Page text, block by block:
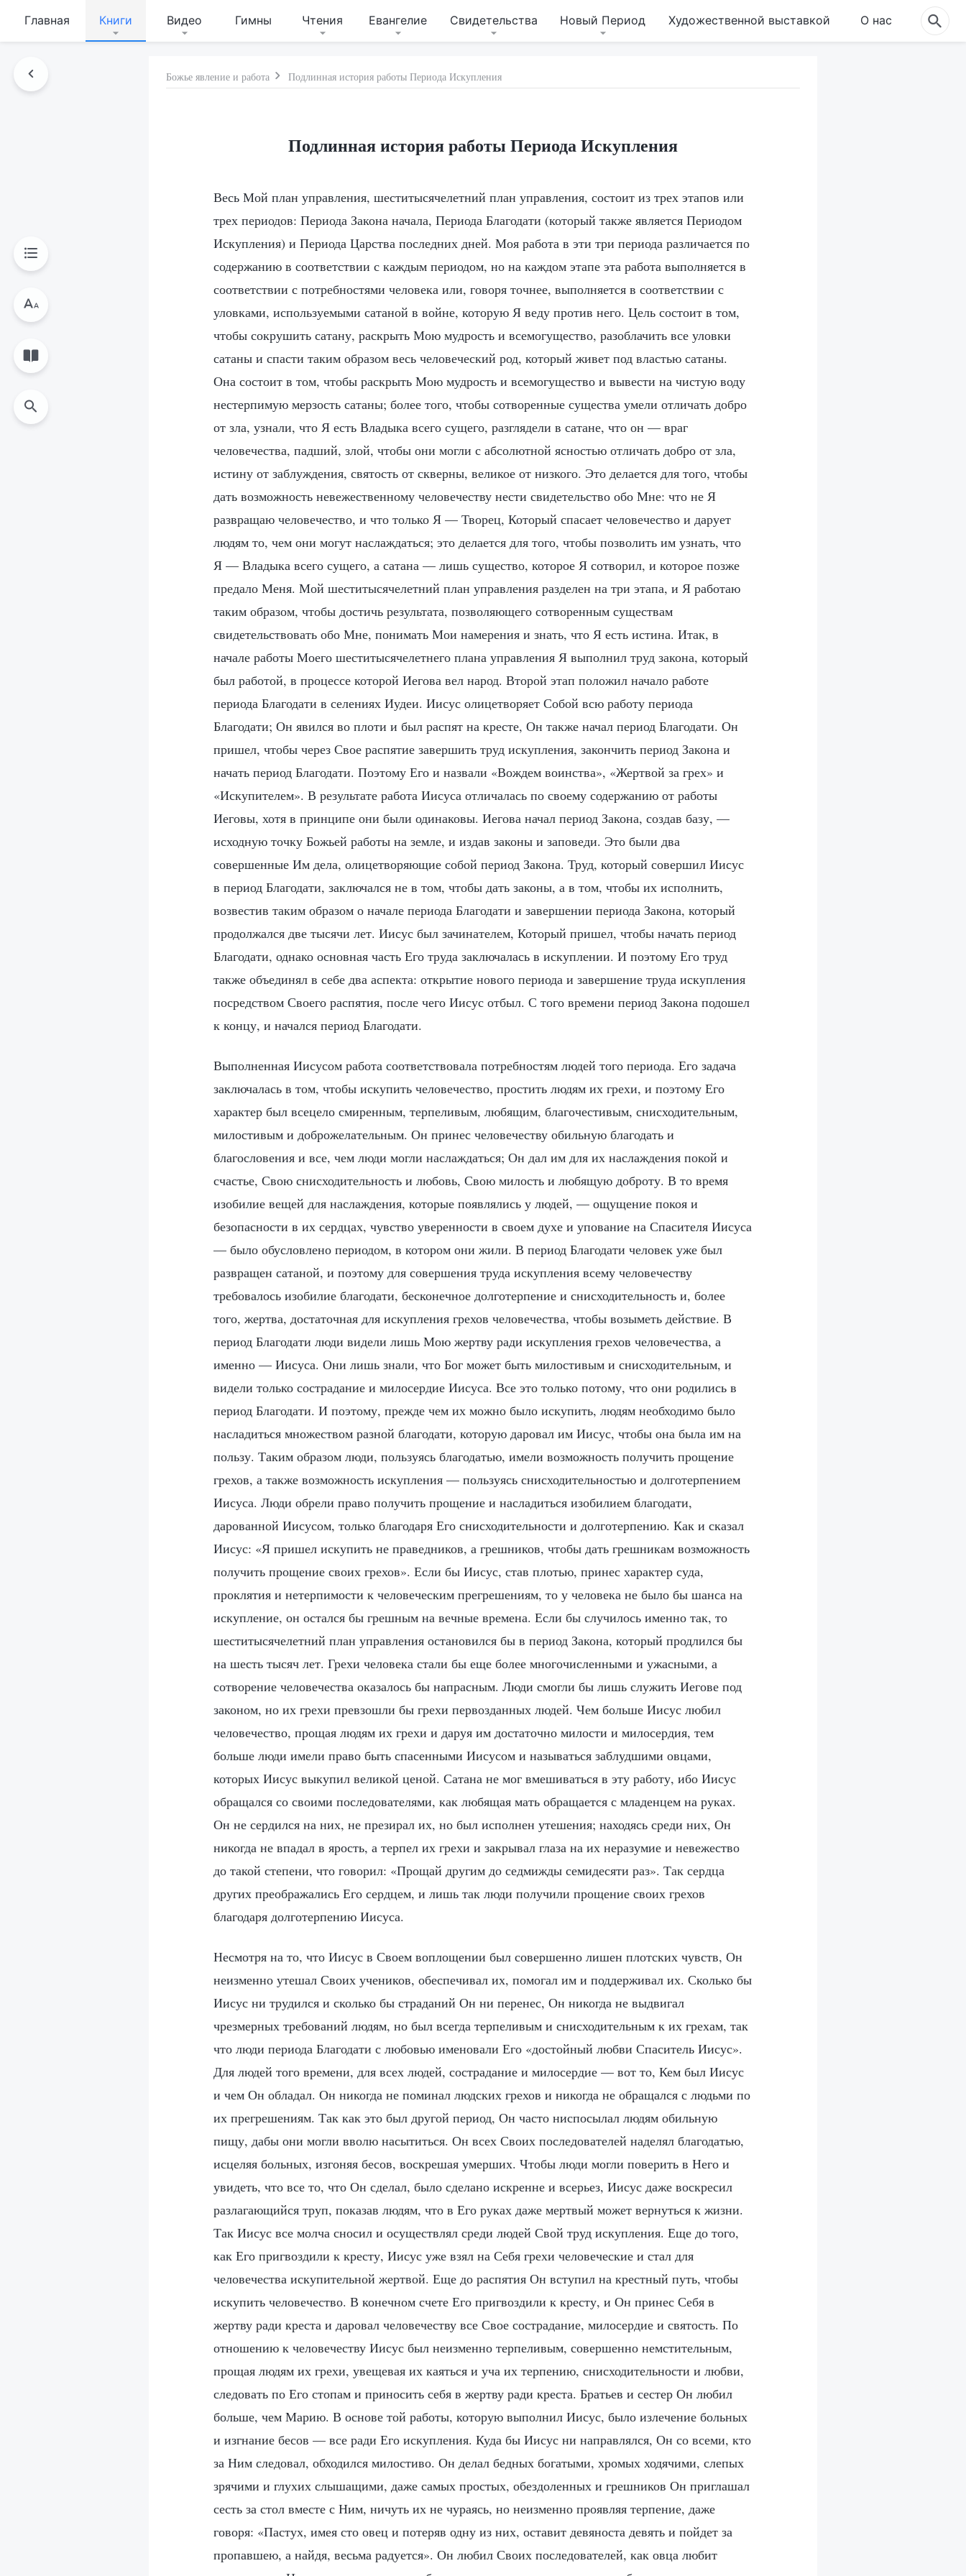
Главная Книги Видео Гимны Чтения Евангелие Свидетельства Новый Период Художественной выставкой О нас
Божье явление и работа Подлинная история работы Периода Искупления
Подлинная история работы Периода Искупления
Весь Мой план управления, шеститысячелетний план управления, состоит из трех этапов или
трех периодов: Периода Закона начала, Периода Благодати (который также является Периодом
Искупления) и Периода Царства последних дней. Моя работа в эти три периода различается по
содержанию в соответствии с каждым периодом, но на каждом этапе эта работа выполняется в
соответствии с потребностями человека или, говоря точнее, выполняется в соответствии с
уловками, используемыми сатаной в войне, которую Я веду против него. Цель состоит в том,
чтобы сокрушить сатану, раскрыть Мою мудрость и всемогущество, разоблачить все уловки
сатаны и спасти таким образом весь человеческий род, который живет под властью сатаны.
Она состоит в том, чтобы раскрыть Мою мудрость и всемогущество и вывести на чистую воду
нестерпимую мерзость сатаны; более того, чтобы сотворенные существа умели отличать добро
от зла, узнали, что Я есть Владыка всего сущего, разглядели в сатане, что он — враг
человечества, падший, злой, чтобы они могли с абсолютной ясностью отличать добро от зла,
истину от заблуждения, святость от скверны, великое от низкого. Это делается для того, чтобы
дать возможность невежественному человечеству нести свидетельство обо Мне: что не Я
развращаю человечество, и что только Я — Творец, Который спасает человечество и дарует
людям то, чем они могут наслаждаться; это делается для того, чтобы позволить им узнать, что
Я — Владыка всего сущего, а сатана — лишь существо, которое Я сотворил, и которое позже
предало Меня. Мой шеститысячелетний план управления разделен на три этапа, и Я работаю
таким образом, чтобы достичь результата, позволяющего сотворенным существам
свидетельствовать обо Мне, понимать Мои намерения и знать, что Я есть истина. Итак, в
начале работы Моего шеститысячелетнего плана управления Я выполнил труд закона, который
был работой, в процессе которой Иегова вел народ. Второй этап положил начало работе
периода Благодати в селениях Иудеи. Иисус олицетворяет Собой всю работу периода
Благодати; Он явился во плоти и был распят на кресте, Он также начал период Благодати. Он
пришел, чтобы через Свое распятие завершить труд искупления, закончить период Закона и
начать период Благодати. Поэтому Его и назвали «Вождем воинства», «Жертвой за грех» и
«Искупителем». В результате работа Иисуса отличалась по своему содержанию от работы
Иеговы, хотя в принципе они были одинаковы. Иегова начал период Закона, создав базу, —
исходную точку Божьей работы на земле, и издав законы и заповеди. Это были два
совершенные Им дела, олицетворяющие собой период Закона. Труд, который совершил Иисус
в период Благодати, заключался не в том, чтобы дать законы, а в том, чтобы их исполнить,
возвестив таким образом о начале периода Благодати и завершении периода Закона, который
продолжался две тысячи лет. Иисус был зачинателем, Который пришел, чтобы начать период
Благодати, однако основная часть Его труда заключалась в искуплении. И поэтому Его труд
также объединял в себе два аспекта: открытие нового периода и завершение труда искупления
посредством Своего распятия, после чего Иисус отбыл. С того времени период Закона подошел
к концу, и начался период Благодати.
Выполненная Иисусом работа соответствовала потребностям людей того периода. Его задача
заключалась в том, чтобы искупить человечество, простить людям их грехи, и поэтому Его
характер был всецело смиренным, терпеливым, любящим, благочестивым, снисходительным,
милостивым и доброжелательным. Он принес человечеству обильную благодать и
благословения и все, чем люди могли наслаждаться; Он дал им для их наслаждения покой и
счастье, Свою снисходительность и любовь, Свою милость и любящую доброту. В то время
изобилие вещей для наслаждения, которые появлялись у людей, — ощущение покоя и
безопасности в их сердцах, чувство уверенности в своем духе и упование на Спасителя Иисуса
— было обусловлено периодом, в котором они жили. В период Благодати человек уже был
развращен сатаной, и поэтому для совершения труда искупления всему человечеству
требовалось изобилие благодати, бесконечное долготерпение и снисходительность и, более
того, жертва, достаточная для искупления грехов человечества, чтобы возыметь действие. В
период Благодати люди видели лишь Мою жертву ради искупления грехов человечества, а
именно — Иисуса. Они лишь знали, что Бог может быть милостивым и снисходительным, и
видели только сострадание и милосердие Иисуса. Все это только потому, что они родились в
период Благодати. И поэтому, прежде чем их можно было искупить, людям необходимо было
насладиться множеством разной благодати, которую даровал им Иисус, чтобы она была им на
пользу. Таким образом люди, пользуясь благодатью, имели возможность получить прощение
грехов, а также возможность искупления — пользуясь снисходительностью и долготерпением
Иисуса. Люди обрели право получить прощение и насладиться изобилием благодати,
дарованной Иисусом, только благодаря Его снисходительности и долготерпению. Как и сказал
Иисус: «Я пришел искупить не праведников, а грешников, чтобы дать грешникам возможность
получить прощение своих грехов». Если бы Иисус, став плотью, принес характер суда,
проклятия и нетерпимости к человеческим прегрешениям, то у человека не было бы шанса на
искупление, он остался бы грешным на вечные времена. Если бы случилось именно так, то
шеститысячелетний план управления остановился бы в период Закона, который продлился бы
на шесть тысяч лет. Грехи человека стали бы еще более многочисленными и ужасными, а
сотворение человечества оказалось бы напрасным. Люди смогли бы лишь служить Иегове под
законом, но их грехи превзошли бы грехи первозданных людей. Чем больше Иисус любил
человечество, прощая людям их грехи и даруя им достаточно милости и милосердия, тем
больше люди имели право быть спасенными Иисусом и называться заблудшими овцами,
которых Иисус выкупил великой ценой. Сатана не мог вмешиваться в эту работу, ибо Иисус
обращался со своими последователями, как любящая мать обращается с младенцем на руках.
Он не сердился на них, не презирал их, но был исполнен утешения; находясь среди них, Он
никогда не впадал в ярость, а терпел их грехи и закрывал глаза на их неразумие и невежество
до такой степени, что говорил: «Прощай другим до седмижды семидесяти раз». Так сердца
других преображались Его сердцем, и лишь так люди получили прощение своих грехов
благодаря долготерпению Иисуса.
Несмотря на то, что Иисус в Своем воплощении был совершенно лишен плотских чувств, Он
неизменно утешал Своих учеников, обеспечивал их, помогал им и поддерживал их. Сколько бы
Иисус ни трудился и сколько бы страданий Он ни перенес, Он никогда не выдвигал
чрезмерных требований людям, но был всегда терпеливым и снисходительным к их грехам, так
что люди периода Благодати с любовью именовали Его «достойный любви Спаситель Иисус».
Для людей того времени, для всех людей, сострадание и милосердие — вот то, Кем был Иисус
и чем Он обладал. Он никогда не поминал людских грехов и никогда не обращался с людьми по
их прегрешениям. Так как это был другой период, Он часто ниспосылал людям обильную
пищу, дабы они могли вволю насытиться. Он всех Своих последователей наделял благодатью,
исцеляя больных, изгоняя бесов, воскрешая умерших. Чтобы люди могли поверить в Него и
увидеть, что все то, что Он сделал, было сделано искренне и всерьез, Иисус даже воскресил
разлагающийся труп, показав людям, что в Его руках даже мертвый может вернуться к жизни.
Так Иисус все молча сносил и осуществлял среди людей Свой труд искупления. Еще до того,
как Его пригвоздили к кресту, Иисус уже взял на Себя грехи человеческие и стал для
человечества искупительной жертвой. Еще до распятия Он вступил на крестный путь, чтобы
искупить человечество. В конечном счете Его пригвоздили к кресту, и Он принес Себя в
жертву ради креста и даровал человечеству все Свое сострадание, милосердие и святость. По
отношению к человечеству Иисус был неизменно терпеливым, совершенно немстительным,
прощая людям их грехи, увещевая их каяться и уча их терпению, снисходительности и любви,
следовать по Его стопам и приносить себя в жертву ради креста. Братьев и сестер Он любил
больше, чем Марию. В основе той работы, которую выполнил Иисус, было излечение больных
и изгнание бесов — все ради Его искупления. Куда бы Иисус ни направлялся, Он со всеми, кто
за Ним следовал, обходился милостиво. Он делал бедных богатыми, хромых ходячими, слепых
зрячими и глухих слышащими, даже самых простых, обездоленных и грешников Он приглашал
сесть за стол вместе с Ним, ничуть их не чураясь, но неизменно проявляя терпение, даже
говоря: «Пастух, имея сто овец и потеряв одну из них, оставит девяноста девять и пойдет за
пропавшею, а найдя, весьма радуется». Он любил Своих последователей, как овца любит